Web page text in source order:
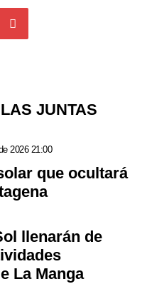
JUNTAS
2026 21:00
que ocultará
llenarán de
La Manga